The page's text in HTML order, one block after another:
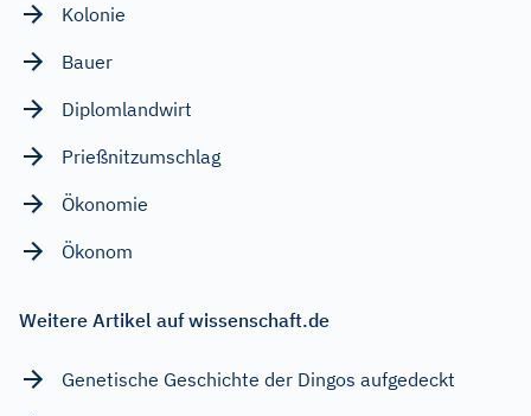
Kolonie
Bauer
Diplomlandwirt
Prießnitzumschlag
Ökonomie
Ökonom
Weitere Artikel auf wissenschaft.de
Genetische Geschichte der Dingos aufgedeckt